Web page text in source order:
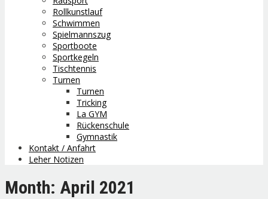
Rollkunstlauf
Schwimmen
Spielmannszug
Sportboote
Sportkegeln
Tischtennis
Turnen
Turnen
Tricking
La GYM
Rückenschule
Gymnastik
Kontakt / Anfahrt
Leher Notizen
Month: April 2021